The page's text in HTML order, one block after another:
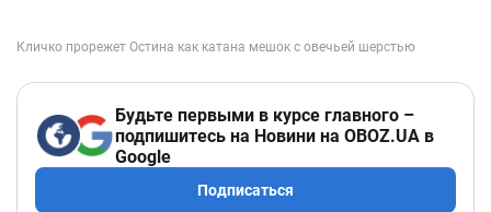
Будьте первыми в курсе главного –
подпишитесь на Новини на OBOZ.UA в
Google
Подписаться